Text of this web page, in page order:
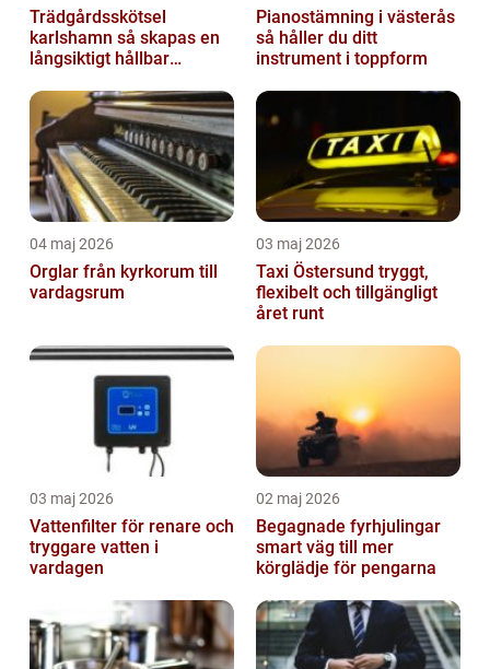
Trädgårdsskötsel
karlshamn så skapas en
långsiktigt hållbar
Pianostämning i västerås
så håller du ditt
instrument i toppform
04 maj 2026
Orglar från kyrkorum till
vardagsrum
03 maj 2026
Taxi Östersund tryggt,
flexibelt och tillgängligt
året runt
03 maj 2026
Vattenfilter för renare och
tryggare vatten i
vardagen
02 maj 2026
Begagnade fyrhjulingar
smart väg till mer
körglädje för pengarna